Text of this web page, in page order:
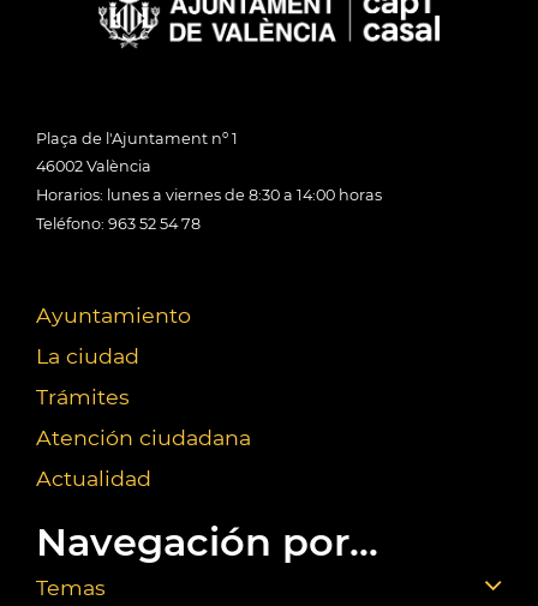
Plaça de l'Ajuntament nº 1
46002 València
Horarios: lunes a viernes de 8:30 a 14:00 horas
Teléfono: 963 52 54 78
Ayuntamiento
La ciudad
Trámites
Atención ciudadana
Actualidad
Navegación por...
Temas